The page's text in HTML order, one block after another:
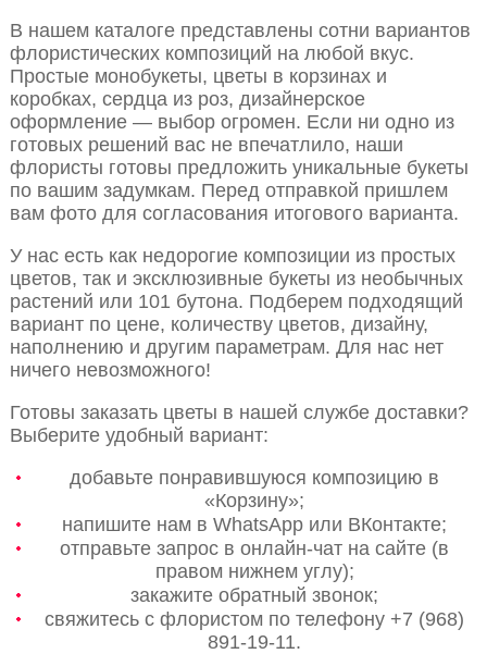
В нашем каталоге представлены сотни вариантов
флористических композиций на любой вкус.
Простые монобукеты, цветы в корзинах и
коробках, сердца из роз, дизайнерское
оформление — выбор огромен. Если ни одно из
готовых решений вас не впечатлило, наши
флористы готовы предложить уникальные букеты
по вашим задумкам. Перед отправкой пришлем
вам фото для согласования итогового варианта.
У нас есть как недорогие композиции из простых
цветов, так и эксклюзивные букеты из необычных
растений или 101 бутона. Подберем подходящий
вариант по цене, количеству цветов, дизайну,
наполнению и другим параметрам. Для нас нет
ничего невозможного!
Готовы заказать цветы в нашей службе доставки?
Выберите удобный вариант:
добавьте понравившуюся композицию в
«Корзину»;
напишите нам в WhatsApp или ВКонтакте;
отправьте запрос в онлайн-чат на сайте (в
правом нижнем углу);
закажите обратный звонок;
свяжитесь с флористом по телефону +7 (968)
891-19-11.